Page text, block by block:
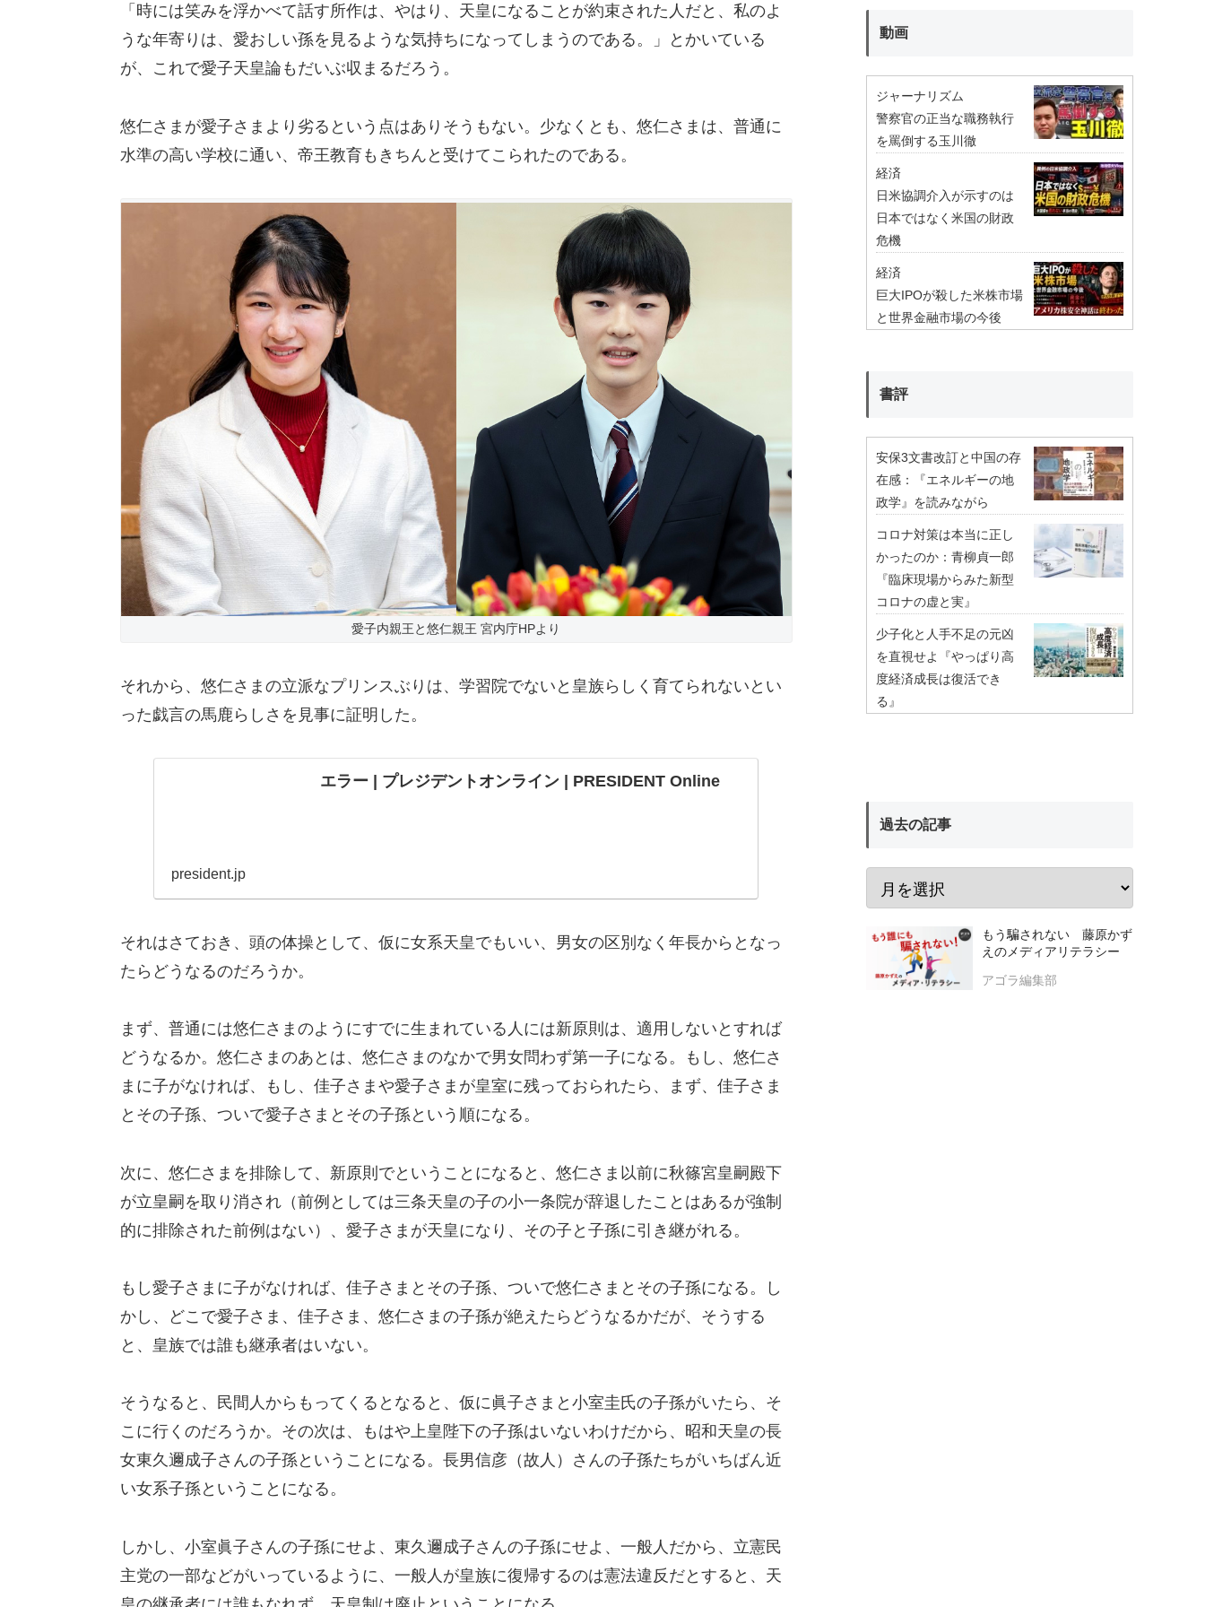
「時には笑みを浮かべて話す所作は、やはり、天皇になることが約束された人だと、私のよ
うな年寄りは、愛おしい孫を見るような気持ちになってしまうのである。」とかいている
が、これで愛子天皇論もだいぶ収まるだろう。
悠仁さまが愛子さまより劣るという点はありそうもない。少なくとも、悠仁さまは、普通に
水準の高い学校に通い、帝王教育もきちんと受けてこられたのである。
愛子内親王と悠仁親王 宮内庁HPより
それから、悠仁さまの立派なプリンスぶりは、学習院でないと皇族らしく育てられないとい
った戯言の馬鹿らしさを見事に証明した。
エラー | プレジデントオンライン | PRESIDENT Online
president.jp
それはさておき、頭の体操として、仮に女系天皇でもいい、男女の区別なく年長からとなっ
たらどうなるのだろうか。
まず、普通には悠仁さまのようにすでに生まれている人には新原則は、適用しないとすれば
どうなるか。悠仁さまのあとは、悠仁さまのなかで男女問わず第一子になる。もし、悠仁さ
まに子がなければ、もし、佳子さまや愛子さまが皇室に残っておられたら、まず、佳子さま
とその子孫、ついで愛子さまとその子孫という順になる。
次に、悠仁さまを排除して、新原則でということになると、悠仁さま以前に秋篠宮皇嗣殿下
が立皇嗣を取り消され（前例としては三条天皇の子の小一条院が辞退したことはあるが強制
的に排除された前例はない）、愛子さまが天皇になり、その子と子孫に引き継がれる。
もし愛子さまに子がなければ、佳子さまとその子孫、ついで悠仁さまとその子孫になる。し
かし、どこで愛子さま、佳子さま、悠仁さまの子孫が絶えたらどうなるかだが、そうする
と、皇族では誰も継承者はいない。
そうなると、民間人からもってくるとなると、仮に眞子さまと小室圭氏の子孫がいたら、そ
こに行くのだろうか。その次は、もはや上皇陛下の子孫はいないわけだから、昭和天皇の長
女東久邇成子さんの子孫ということになる。長男信彦（故人）さんの子孫たちがいちばん近
い女系子孫ということになる。
しかし、小室眞子さんの子孫にせよ、東久邇成子さんの子孫にせよ、一般人だから、立憲民
主党の一部などがいっているように、一般人が皇族に復帰するのは憲法違反だとすると、天
動画
ジャーナリズム
警察官の正当な職務執行
を罵倒する玉川徹
経済
日米協調介入が示すのは
日本ではなく米国の財政
危機
経済
巨大IPOが殺した米株市場
と世界金融市場の今後
書評
安保3文書改訂と中国の存
在感：『エネルギーの地
政学』を読みながら
コロナ対策は本当に正し
かったのか：青柳貞一郎
『臨床現場からみた新型
コロナの虚と実』
少子化と人手不足の元凶
を直視せよ『やっぱり高
度経済成長は復活でき
る』
過去の記事
もう騙されない 藤原かず
えのメディアリテラシー
アゴラ編集部